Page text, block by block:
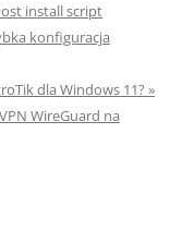
install script
konfiguracja
dla Windows 11? »
WireGuard na